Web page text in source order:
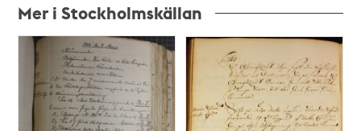
Mer i Stockholmskällan
Relaterade
poster
och
teman